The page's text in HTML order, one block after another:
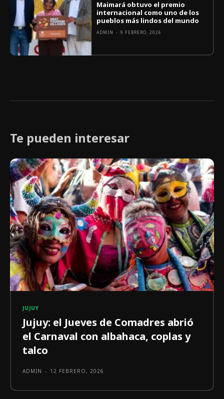
Maimará obtuvo el premio
internacional como uno de los
pueblos más lindos del mundo
ADMIN - 9 FEBRERO, 2026
Te pueden interesar
JUJUY
Jujuy: el Jueves de Comadres abrió
el Carnaval con albahaca, coplas y
talco
ADMIN - 12 FEBRERO, 2026